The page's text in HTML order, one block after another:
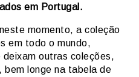
em Portugal.
momento, a coleção
em todo o mundo,
deixam outras coleções,
bem longe na tabela de